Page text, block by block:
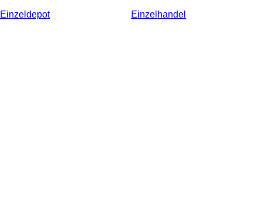
Einzeldepot
Einzelhandel